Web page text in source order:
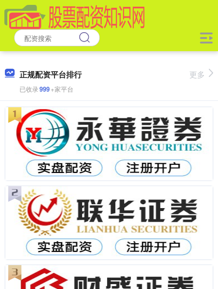
正规配资平台排行
已收录999+家平台
更多